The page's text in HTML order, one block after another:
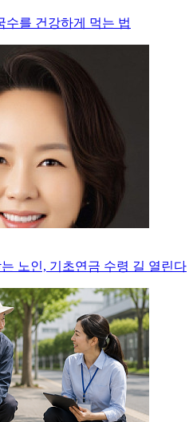
수를 건강하게 먹는 법
노인, 기초연금 수령 길 열린다